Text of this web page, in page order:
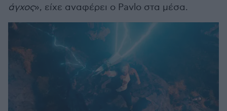
άγχος», είχε αναφέρει ο Pavlo στα μέσα.